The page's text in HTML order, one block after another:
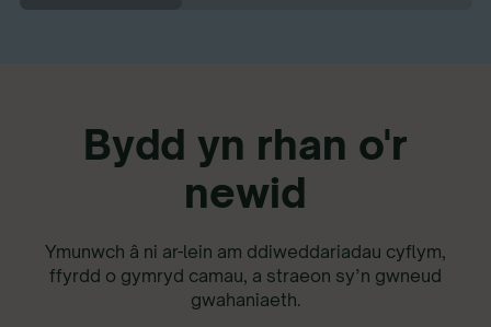
Bydd yn rhan o'r
newid
Ymunwch â ni ar-lein am ddiweddariadau cyflym,
ffyrdd o gymryd camau, a straeon sy’n gwneud
gwahaniaeth.